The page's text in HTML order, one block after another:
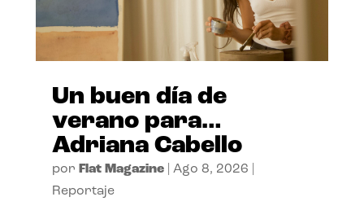
Un buen día de
verano para…
Adriana Cabello
por Flat Magazine| Ago 8, 2026
Reportaje